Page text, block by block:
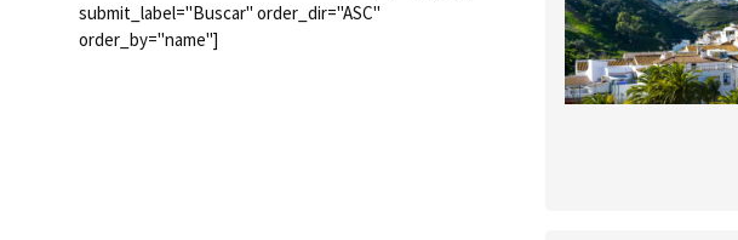
submit_label="Buscar" order_dir="ASC"
order_by="name"]